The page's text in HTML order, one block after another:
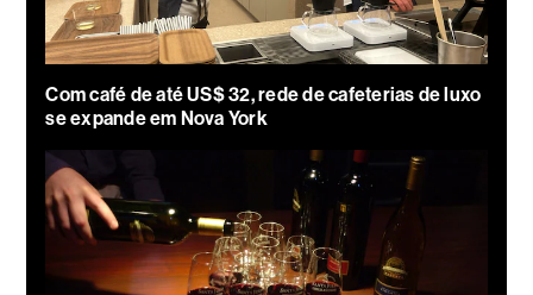
Com café de até US$ 32, rede de cafeterias de luxo
se expande em Nova York